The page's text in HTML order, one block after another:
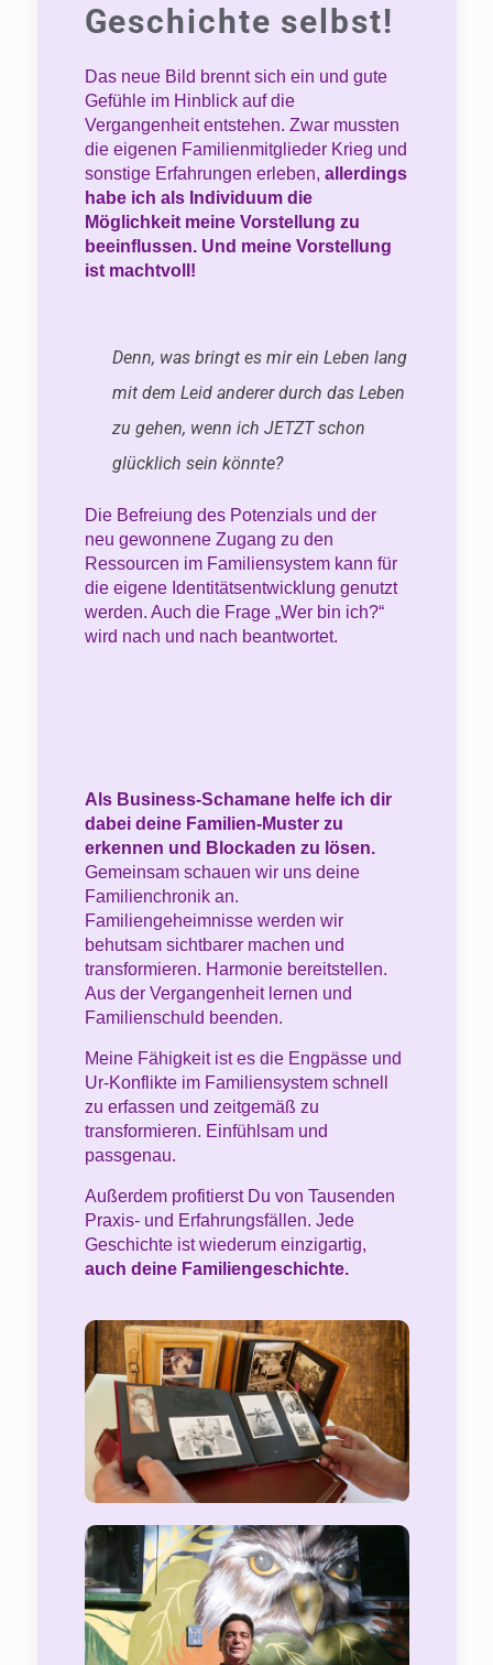
Geschichte selbst!
Das neue Bild brennt sich ein und gute
Gefühle im Hinblick auf die
Vergangenheit entstehen. Zwar mussten
die eigenen Familienmitglieder Krieg und
sonstige Erfahrungen erleben, allerdings
habe ich als Individuum die
Möglichkeit meine Vorstellung zu
beeinflussen. Und meine Vorstellung
ist machtvoll!
Denn, was bringt es mir ein Leben lang
mit dem Leid anderer durch das Leben
zu gehen, wenn ich JETZT schon
glücklich sein könnte?
Die Befreiung des Potenzials und der
neu gewonnene Zugang zu den
Ressourcen im Familiensystem kann für
die eigene Identitätsentwicklung genutzt
werden. Auch die Frage „Wer bin ich?“
wird nach und nach beantwortet.
Als Business-Schamane helfe ich dir
dabei deine Familien-Muster zu
erkennen und Blockaden zu lösen.
Gemeinsam schauen wir uns deine
Familienchronik an.
Familiengeheimnisse werden wir
behutsam sichtbarer machen und
transformieren. Harmonie bereitstellen.
Aus der Vergangenheit lernen und
Familienschuld beenden.
Meine Fähigkeit ist es die Engpässe und
Ur-Konflikte im Familiensystem schnell
zu erfassen und zeitgemäß zu
transformieren. Einfühlsam und
passgenau.
Außerdem profitierst Du von Tausenden
Praxis- und Erfahrungsfällen. Jede
Geschichte ist wiederum einzigartig,
auch deine Familiengeschichte.